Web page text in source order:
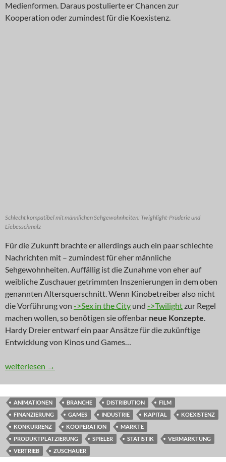
Medienformen. Daraus postulierte er Chancen zur
Kooperation oder zumindest für die Koexistenz.
Schlecht kompatibel mit männlichen Sehgewohnheiten: Twighlight-Prüderie und
Liebesschmalz
Für die Zukunft brachte er allerdings auch ein paar schlechte
Nachrichten mit – zumindest für eher männliche
Sehgewohnheiten. Auffällig ist die Zunahme von eher auf
weibliche Zuschauer getrimmten Inszenierungen in dem oben
genannten Altersquerschnitt. Wenn Kinobetreiber also nicht
die Vorführung von ->Sex in the City und ->Twilightzur Regel
machen wollen, so benötigen sie offenbar neue Konzepte.
Hardy Dreier entwarf ein paar Ansätze für die zukünftige
Entwicklung von Kinos und Games…
REPORT VOR ORT: Carrie und Bella erobern das Kino
weiterlesen →
ANIMATIONEN BRANCHE DISTRIBUTION
FILM
FINANZIERUNG
GAMES INDUSTRIE KAPITAL
KOEXISTENZ
KONKURRENZ
KOOPERATION
MÄRKTE
PRODUKTPLATZIERUNG
SPIELER STATISTIK
VERMARKTUNG
VERTRIEB
ZUSCHAUER